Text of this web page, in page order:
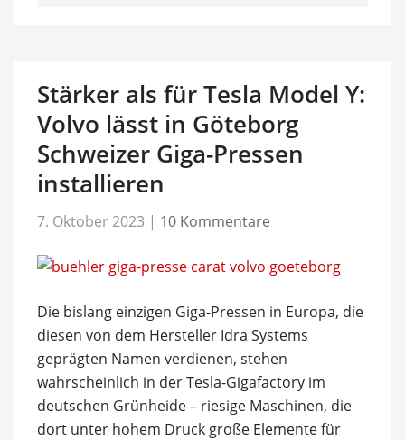
Stärker als für Tesla Model Y:
Volvo lässt in Göteborg
Schweizer Giga-Pressen
installieren
7. Oktober 2023 | 10 Kommentare
Die bislang einzigen Giga-Pressen in Europa, die
diesen von dem Hersteller Idra Systems
geprägten Namen verdienen, stehen
wahrscheinlich in der Tesla-Gigafactory im
deutschen Grünheide – riesige Maschinen, die
dort unter hohem Druck große Elemente für